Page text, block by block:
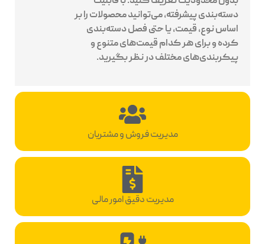
مدیریت فروش و مشتریان
مدیریت دقیق امور مالی
دسته‌بندی پیشرفته، می‌توانید محصولات را بر
اساس نوع، قیمت، یا حتی فصل دسته‌بندی
کرده و برای هر کدام قیمت‌های متنوع و
پیکربندی‌های مختلف در نظر بگیرید.